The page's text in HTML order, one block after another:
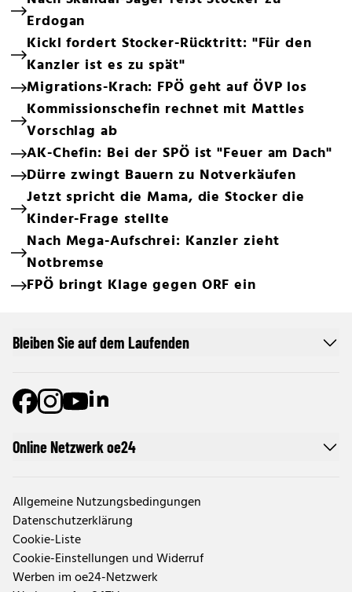
Erdogan
Kickl fordert Stocker-Rücktritt: "Für den
Kanzler ist es zu spät"
Migrations-Krach: FPÖ geht auf ÖVP los
Kommissionschefin rechnet mit Mattles
Vorschlag ab
AK-Chefin: Bei der SPÖ ist "Feuer am Dach"
Dürre zwingt Bauern zu Notverkäufen
Jetzt spricht die Mama, die Stocker die
Kinder-Frage stellte
Nach Mega-Aufschrei: Kanzler zieht
Notbremse
FPÖ bringt Klage gegen ORF ein
Online Netzwerk oe24
Allgemeine Nutzungsbedingungen
Datenschutzerklärung
Cookie-Liste
Cookie-Einstellungen und Widerruf
Werben im oe24-Netzwerk
Bleiben Sie auf dem Laufenden